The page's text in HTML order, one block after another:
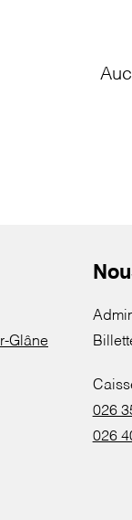
Glâne
026
026